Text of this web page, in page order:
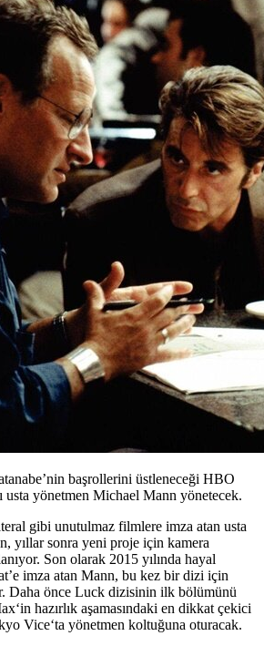
başrollerini üstleneceği HBO
usta yönetmen Michael Mann yönetecek.
gibi unutulmaz filmlere imza atan usta
, yıllar sonra yeni proje için kamera
Son olarak 2015 yılında hayal
imza atan Mann, bu kez bir dizi için
Daha önce Luck dizisinin ilk bölümünü
‘in hazırlık aşamasındaki en dikkat çekici
Vice‘ta yönetmen koltuğuna oturacak.